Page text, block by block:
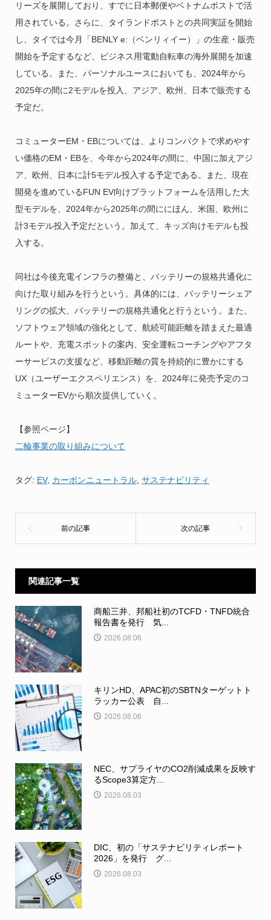
リーズを展開しており、すでに日本郵便やベトナムポストで活
用されている。さらに、タイランドポストとの共同実証を開始
し、タイでは今月「BENLY e:（ベンリィイー）」の生産・販売
開始を予定するなど、ビジネス用電動自転車の海外展開を加速
している。また、パーソナルユースにおいても、2024年から
2025年の間に2モデルを投入、アジア、欧州、日本で販売する
予定だ。
コミューターEM・EBについては、よりコンパクトで求めやす
い価格のEM・EBを、今年から2024年の間に、中国に加えアジ
ア、欧州、日本に計5モデル投入する予定である。また、現在
開発を進めているFUN EV向けプラットフォームを活用した大
型モデルを、2024年から2025年の間ににほん、米国、欧州に
計3モデル投入予定だという。加えて、キッズ向けモデルも投
入する。
同社は今後充電インフラの整備と、バッテリーの規格共通化に
向けた取り組みを行うという。具体的には、バッテリーシェア
リングの拡大、バッテリーの規格共通化と行うという。また、
ソフトウェア領域の強化として、航続可能距離を踏まえた最適
ルートや、充電スポットの案内、安全運転コーチングやアフタ
ーサービスの支援など、移動距離の質を持続的に豊かにする
UX（ユーザーエクスペリエンス）を、2024年に発売予定のコ
ミューターEVから順次提供していく。
【参照ページ】
二輪事業の取り組みについて
タグ: EV, カーボンニュートラル, サステナビリティ
関連記事一覧
商船三井、邦船社初のTCFD・TNFD統合
報告書を発行 気...
2026.08.06
キリンHD、APAC初のSBTNターゲットト
ラッカー公表 自...
2026.08.06
NEC、サプライヤのCO2削減成果を反映す
るScope3算定方...
2026.08.03
DIC、初の「サステナビリティレポート
2026」を発行 グ...
2026.08.03